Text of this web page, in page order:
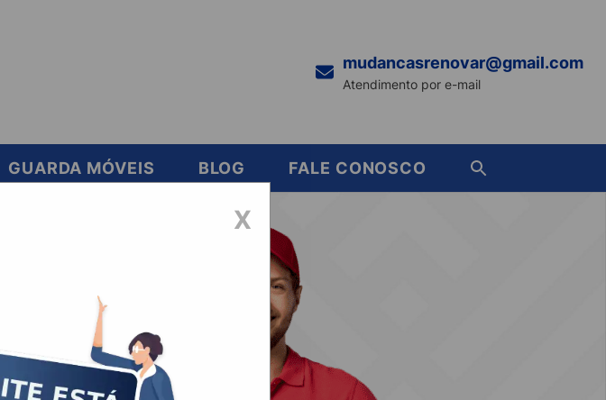
mudancasrenovar@gmail.com
Atendimento por e-mail
GUARDA MÓVEIS BLOG FALE CONOSCO
X